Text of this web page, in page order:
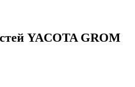
YAСOTA GROM